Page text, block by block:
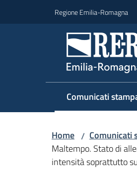
Regione Emilia-Romagna
Comunicati
Menu selezionato
Home / Comunicati
Maltempo. Stato di
intensità soprattutto